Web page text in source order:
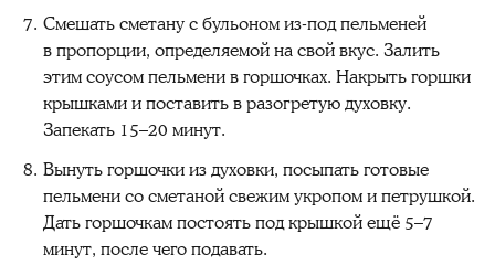
Смешать сметану с бульоном из-под пельменей
в пропорции, определяемой на свой вкус. Залить
этим соусом пельмени в горшочках. Накрыть горшки
крышками и поставить в разогретую духовку.
Запекать 15–20 минут.
Вынуть горшочки из духовки, посыпать готовые
пельмени со сметаной свежим укропом и петрушкой.
Дать горшочкам постоять под крышкой ещё 5–7
минут, после чего подавать.